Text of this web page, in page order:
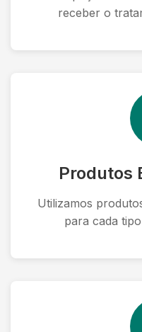
receber o
Produtos
Utilizamos
para cada